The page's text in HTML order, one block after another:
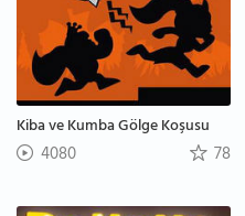
Kiba ve Kumba Gölge Koşusu
4080 78